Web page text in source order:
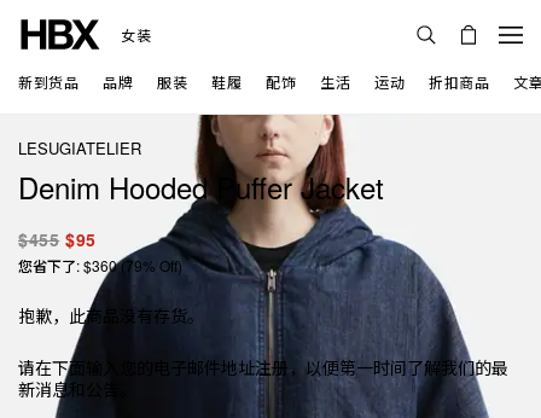
女装
新到货品 品牌 服装 鞋履 配饰 生活 运动 折扣商品 文
LESUGIATELIER
Denim Hooded Puffer Jacket
$455 $95
您省下了: $360 (79% Off)
抱歉，此商品没有存货。
请在下面输入您的电子邮件地址注册，以便第一时间了解我们的最
新消息和公告。